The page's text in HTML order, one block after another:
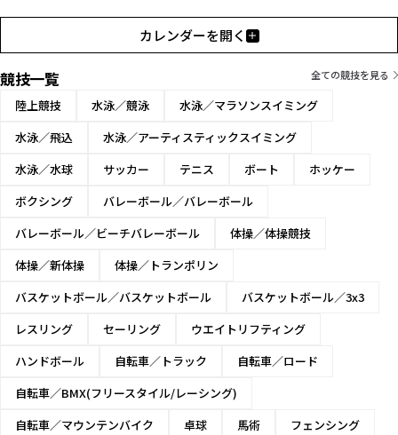
カレンダーを開く
競技一覧 全ての競技を見る
陸上競技 水泳／競泳
水泳／マラソンスイミング
水泳／飛込
水泳／アーティスティックスイミング
水泳／水球
サッカー テニス ボート
ホッケー
ボクシング
バレーボール／バレーボール
バレーボール／ビーチバレーボール
体操／体操競技
体操／新体操
体操／トランポリン
バスケットボール／バスケットボール
バスケットボール／3x3
レスリング
セーリング
ウエイトリフティング
ハンドボール
自転車／トラック
自転車／ロード
自転車／BMX(フリースタイル/レーシング)
自転車／マウンテンバイク
卓球 馬術
フェンシング